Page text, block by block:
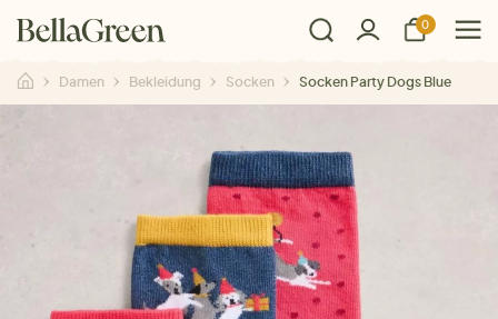
0
Damen Bekleidung Socken Socken Party Dogs Blue